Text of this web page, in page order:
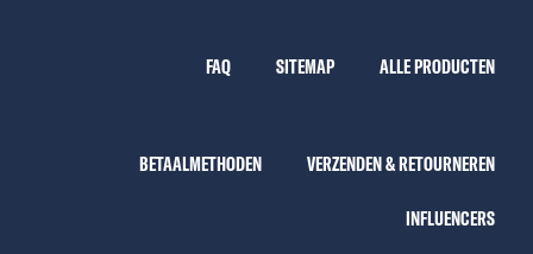
FAQ SITEMAP ALLE PRODUCTEN
BETAALMETHODEN VERZENDEN & RETOURNEREN
INFLUENCERS